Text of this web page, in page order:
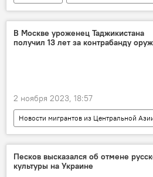
Франция
Центральная Азия
Казахстан
Узбекистан
В Москве уроженец Таджикистана
получил 13 лет за контрабанду
2 ноября 2023, 18:57
Новости мигрантов из Центральной
Миграция
Таджикистан
Происшествия, ЧП, криминал
Песков высказался об отмене
культуры на Украине